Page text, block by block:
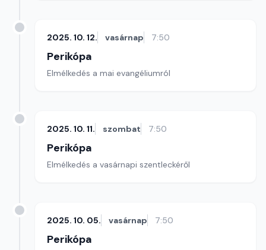
2025. 10. 12. vasárnap 7:50
Perikópa
Elmélkedés a mai evangéliumról
2025. 10. 11. szombat 7:50
Perikópa
Elmélkedés a vasárnapi szentleckéről
2025. 10. 05. vasárnap 7:50
Perikópa